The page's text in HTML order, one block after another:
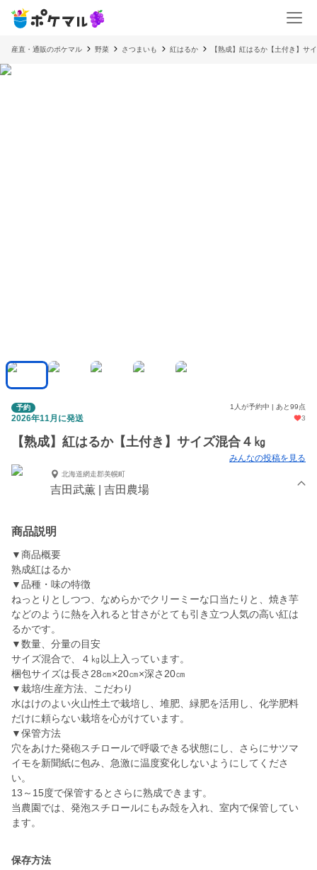
産直・通販のポケマル 野菜 さつまいも 紅はるか 【熟成】紅はるか【土付き】
予約 1人が予約中 | あと99点
2026年11月に発送 3
【熟成】紅はるか【土付き】サイズ混合４㎏
みんなの投稿を見る
北海道網走郡美幌町
吉田武薫 | 吉田農場
商品説明
▼商品概要
熟成紅はるか
▼品種・味の特徴
ねっとりとしつつ、なめらかでクリーミーな口当たりと、焼き芋
などのように熱を入れると甘さがとても引き立つ人気の高い紅は
るかです。
▼数量、分量の目安
サイズ混合で、４㎏以上入っています。
梱包サイズは長さ28㎝×20㎝×深さ20㎝
▼栽培/生産方法、こだわり
水はけのよい火山性土で栽培し、堆肥、緑肥を活用し、化学肥料
だけに頼らない栽培を心がけています。
▼保管方法
穴をあけた発砲スチロールで呼吸できる状態にし、さらにサツマ
イモを新聞紙に包み、急激に温度変化しないようにしてくださ
い。
13～15度で保管するとさらに熟成できます。
当農園では、発泡スチロールにもみ殻を入れ、室内で保管してい
ます。
保存方法